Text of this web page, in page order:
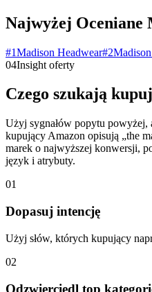
Najwyżej Oceniane
#1Madison Headwear#2
04Insight oferty
Czego szukają
Użyj sygnałów popytu
kupujący Amazon opisują „the
marek o najwyższej konwersji,
język i atrybuty.
01
Dopasuj intencję
Użyj słów, których kupujący
02
Odzwierciedl top